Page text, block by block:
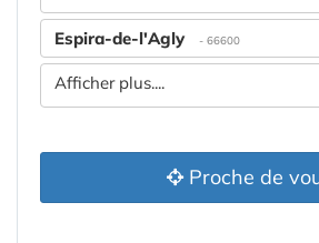
Espira-de-l'Agly - 66600
Afficher plus....
Proche de